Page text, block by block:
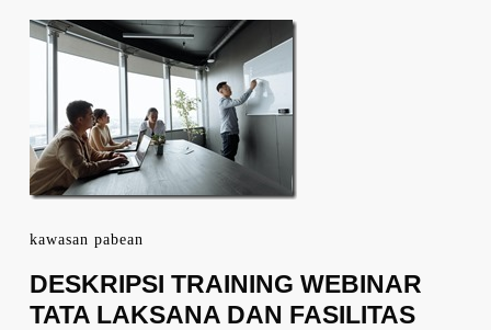
kawasan pabean
DESKRIPSI TRAINING WEBINAR
TATA LAKSANA DAN FASILITAS